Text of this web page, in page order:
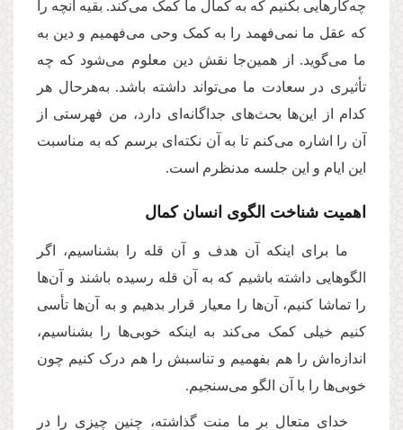
چه‌کارهایی بکنیم که به کمال ما کمک می‌کند. بقیه آنچه را
که عقل ما نمی‌فهمد را به کمک وحی می‌فهمیم و دین به
ما می‌گوید. از همین‌جا نقش دین معلوم می‌شود که چه
تأثیری در سعادت ما می‌تواند داشته باشد. به‌هرحال هر
کدام از این‌ها بحث‌های جداگانه‌ای دارد، من فهرستی از
آن را اشاره می‌کنم تا به آن نکته‌ای برسم که به مناسبت
این ایام و این جلسه مدنظرم است.
اهمیت شناخت الگوی انسان کمال
ما برای اینکه آن هدف و آن قله را بشناسیم، اگر
الگوهایی داشته باشیم که به آن قله رسیده باشند و آن‌ها
را تماشا کنیم، آن‌ها را معیار قرار بدهیم و به آن‌ها تأسی
کنیم خیلی کمک می‌کند به اینکه خوبی‌ها را بشناسیم،
اندازه‌اش را هم بفهمیم و تناسبش را هم درک کنیم چون
خوبی‌ها را با آن الگو می‌سنجیم.
خدای متعال بر ما منت گذاشته، چنین چیزی را در